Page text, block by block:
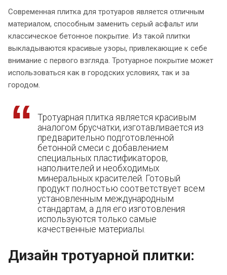
Современная плитка для тротуаров является отличным
материалом, способным заменить серый асфальт или
классическое бетонное покрытие. Из такой плитки
выкладываются красивые узоры, привлекающие к себе
внимание с первого взгляда. Тротуарное покрытие может
использоваться как в городских условиях, так и за
городом.
Тротуарная плитка является красивым
аналогом брусчатки, изготавливается из
предварительно подготовленной
бетонной смеси с добавлением
специальных пластификаторов,
наполнителей и необходимых
минеральных красителей. Готовый
продукт полностью соответствует всем
установленным международным
стандартам, а для его изготовления
используются только самые
качественные материалы.
Дизайн тротуарной плитки: